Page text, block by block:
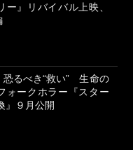
ー』リバイバル上映、
恐るべき“救い” 生命の
ォークホラー『スター
』９月公開